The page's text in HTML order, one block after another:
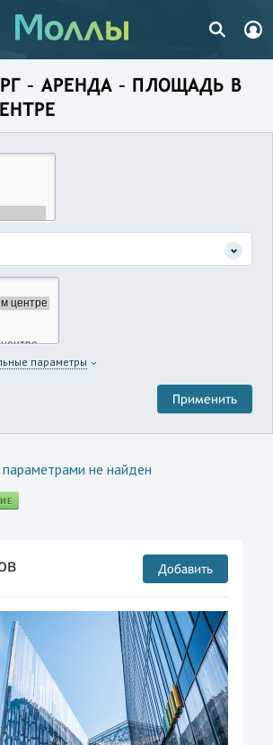
– АРЕНДА – ПЛОЩАДЬ В
параметры
не найден
Добавить